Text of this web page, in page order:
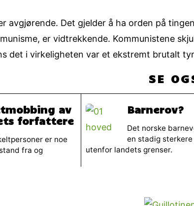
avgjørende. Det gjelder å ha orden på
er vidtrekkende. Kommunistene
det i virkeligheten var et ekstremt brutalt
SE
av
forfattere
er noe
fra og
Barnerov?
Det norske
en stadig
utenfor landets grenser.